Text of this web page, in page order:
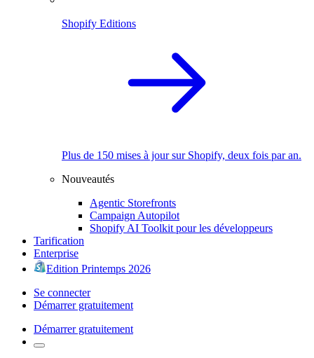
Shopify Editions
Plus de 150 mises à jour sur Shopify, deux fois par an.
Nouveautés
Agentic Storefronts
Campaign Autopilot
Shopify AI Toolkit pour les développeurs
Tarification
Enterprise
Edition Printemps 2026
Se connecter
Démarrer gratuitement
Démarrer gratuitement